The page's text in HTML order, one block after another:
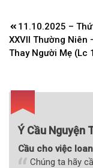
Điều
hướng
bài
11.10.2025 – Thứ
XXVII Thường Niên
Thay Người Mẹ (Lc
Ý Cầu Nguyện
Cầu cho việc
Chúng ta hãy